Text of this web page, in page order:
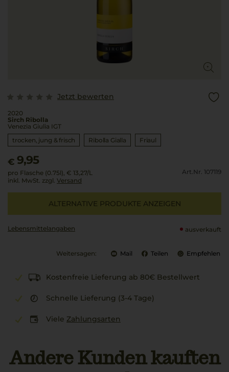
Jetzt bewerten
2020
Sirch Ribolla
Venezia Giulia IGT
trocken, jung & frisch
Ribolla Gialla Friaul
€ 9,95
pro Flasche (0.75l), € 13,27/L
inkl. MwSt. zzgl. Versand
Art.Nr. 107119
ALTERNATIVE PRODUKTE ANZEIGEN
Lebensmittel­angaben ausverkauft
Weitersagen: Mail Teilen Empfehlen
Kostenfreie Lieferung ab 80€ Bestellwert
Schnelle Lieferung (3-4 Tage)
Viele Zahlungsarten
Andere Kunden kauften